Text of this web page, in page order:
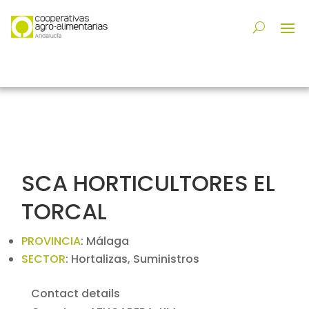
SCA HORTICULTORES EL
TORCAL
PROVINCIA: Málaga
SECTOR: Hortalizas, Suministros
Contact details